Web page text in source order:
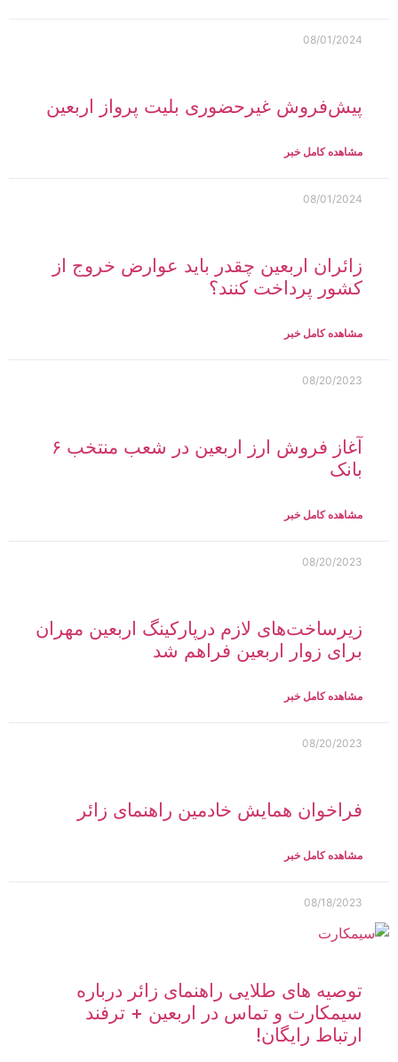
08/01/2024
پیش‌فروش غیرحضوری بلیت پرواز اربعین
مشاهده کامل خبر
08/01/2024
زائران اربعین چقدر باید عوارض خروج از
کشور پرداخت کنند؟
مشاهده کامل خبر
08/20/2023
آغاز فروش ارز اربعین در شعب منتخب ۶
بانک
مشاهده کامل خبر
08/20/2023
زیرساخت‌های لازم درپارکینگ اربعین مهران
برای زوار اربعین فراهم شد
مشاهده کامل خبر
08/20/2023
فراخوان همایش خادمین راهنمای زائر
مشاهده کامل خبر
08/18/2023
توصیه های طلایی راهنمای زائر درباره
سیمکارت و تماس در اربعین + ترفند
ارتباط رایگان!